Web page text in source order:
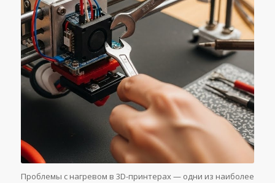
Проблемы с нагревом в 3D-принтерах — одни из наиболее